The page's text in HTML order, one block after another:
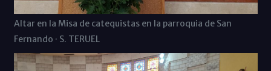
Altar en la Misa de catequistas en la parroquia de San
Fernando · S. TERUEL